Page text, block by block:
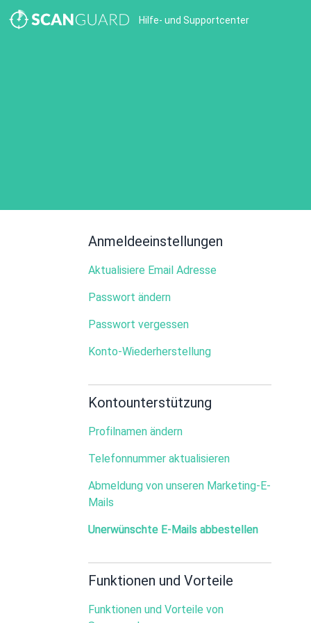
Hilfe- und Supportcenter
Anmeldeeinstellungen
Aktualisiere Email Adresse
Passwort ändern
Passwort vergessen
Konto-Wiederherstellung
Kontounterstützung
Profilnamen ändern
Telefonnummer aktualisieren
Abmeldung von unseren Marketing-E-
Mails
Unerwünschte E-Mails abbestellen
Funktionen und Vorteile
Funktionen und Vorteile von